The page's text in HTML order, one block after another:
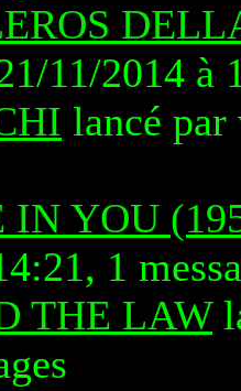
11/2014 à
lancé
YOU
1
THE LAW